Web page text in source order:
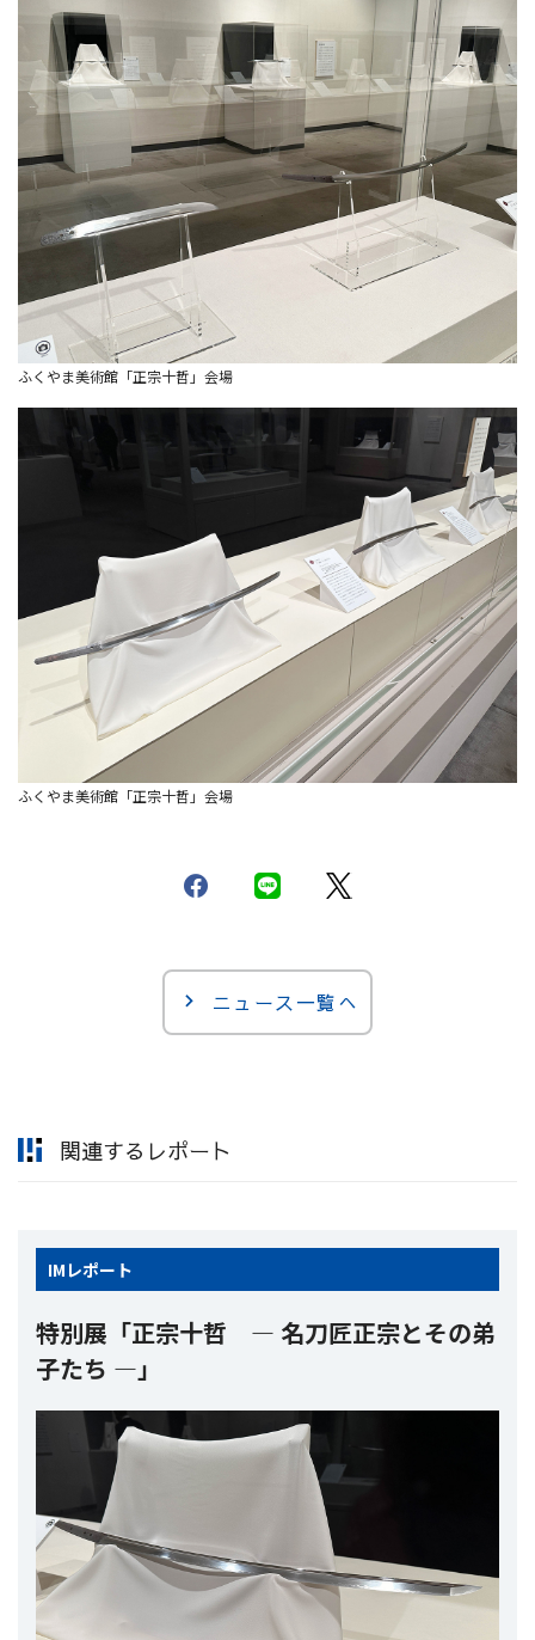
ふくやま美術館「正宗十哲」会場
ふくやま美術館「正宗十哲」会場
ニュース一覧へ
関連するレポート
IM レポート
特別展「正宗十哲 ― 名刀匠正宗とその弟
子たち ―」